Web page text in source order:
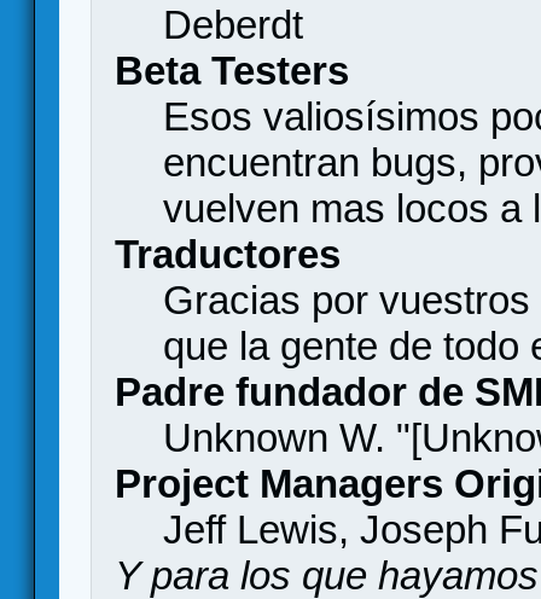
Deberdt
Beta Testers
Esos valiosísimos
encuentran bugs,
vuelven mas locos a
Traductores
Gracias por
que la gente de todo
Padre fundador de
Unknown W.
Project Managers
Jeff Lewis, Joseph
Y para los que